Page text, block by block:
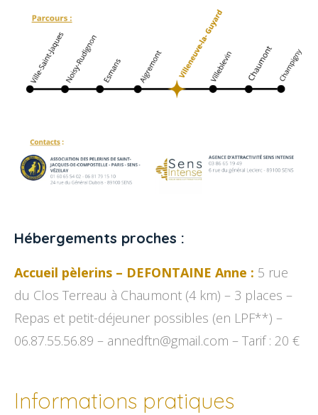
Hébergements proches :
Accueil pèlerins – DEFONTAINE Anne : 5 rue
du Clos Terreau à Chaumont (4 km) – 3 places –
Repas et petit-déjeuner possibles (en LPF**) –
06.87.55.56.89 – annedftn@gmail.com – Tarif : 20 €
Informations pratiques